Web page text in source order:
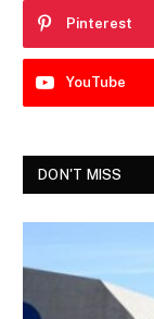
Pinterest
YouTube
DON'T MISS